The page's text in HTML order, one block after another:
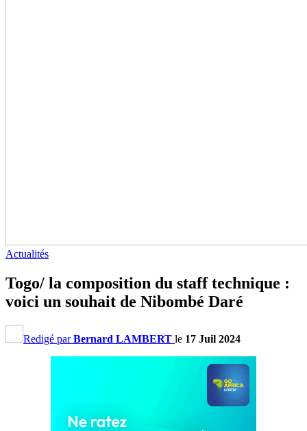
Actualités
Togo/ la composition du staff technique :
voici un souhait de Nibombé Daré
Redigé parBernard LAMBERT le 17 Juil 2024